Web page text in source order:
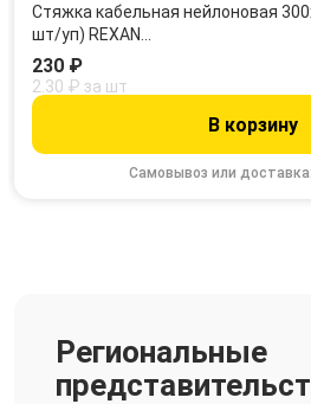
Стяжка кабельная нейлоновая
шт/уп) REXAN…
Самовывоз или
230 ₽
2.30 ₽ за шт
В корзину
Региональные